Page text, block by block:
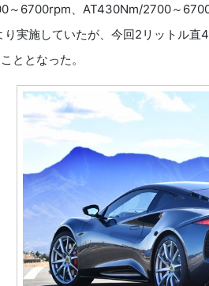
～6700rpm、AT430Nm/2700～
り実施していたが、今回2リットル
ととなった。